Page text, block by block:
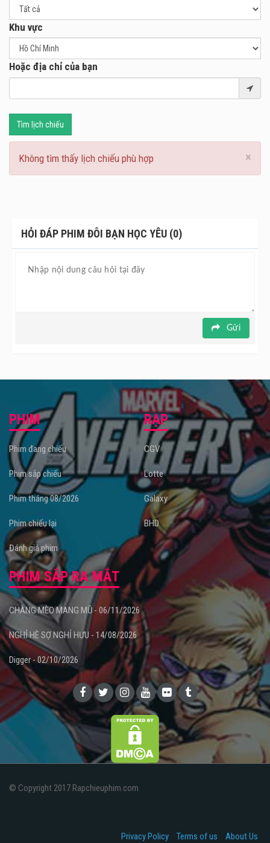
Khu vực
Hoặc địa chỉ của bạn
Tìm lịch chiếu
×
Không tìm thấy lịch chiếu phù hợp
HỎI ĐÁP PHIM ĐÔI BẠN HỌC YÊU (0)
Gửi
PHIM
Phim đang chiếu
Phim sắp chiếu
Phim tháng 08/2026
Phim chiếu lại
Đánh giá phim
RẠP
CGV
Lotte
Galaxy
BHD
PHIM SẮP RA MẮT
CHÀNG MÈO MANG MŨ - 06/11/2026
NGHỈ HÈ SỢ NGHỈ HƯU - 14/08/2026
Digger - 02/10/2026
© Copyright 2017 Rapchieuphim.com
Privacy Policy Terms of us About Us